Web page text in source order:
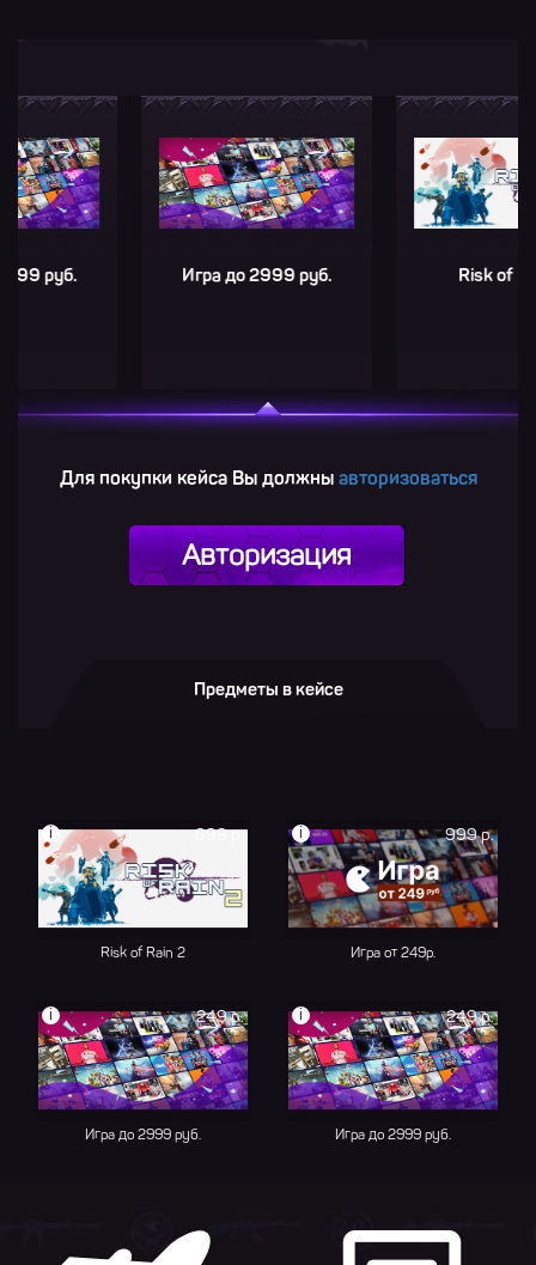
Игра до 2999 руб. Risk of Rain 2
Для покупки кейса Вы должны авторизоваться
Авторизация
Предметы в кейсе
699 р.
i
Risk of Rain 2
999 р.
i
Игра от 249р.
249 р.
i
Игра до 2999 руб.
249 р.
i
Игра до 2999 руб.